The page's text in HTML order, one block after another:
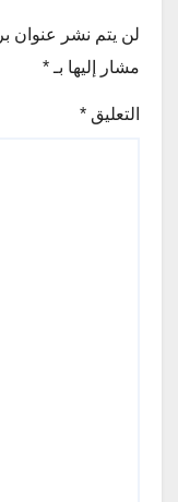
لن يتم نشر عنوان
مشار إليها بـ *
التعليق *